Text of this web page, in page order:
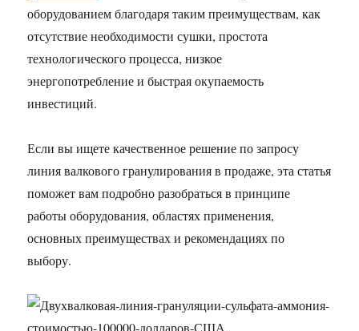
оборудованием благодаря таким преимуществам, как
отсутствие необходимости сушки, простота
технологического процесса, низкое
энергопотребление и быстрая окупаемость
инвестиций.
Если вы ищете качественное решение по запросу
линия валкового гранулирования в продаже, эта статья
поможет вам подробно разобраться в принципе
работы оборудования, областях применения,
основных преимуществах и рекомендациях по
выбору.